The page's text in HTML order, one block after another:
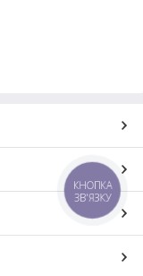
КНОПКА
ЗВ'ЯЗКУ